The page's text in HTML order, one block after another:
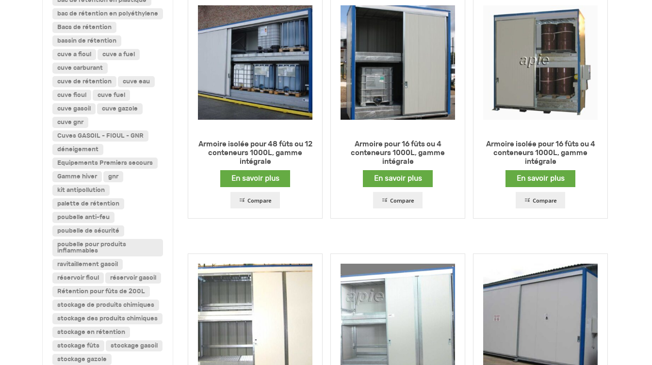
bac de rétention en polyéthylene
Bacs de rétention
bassin de rétention
cuve a fioul cuve a fuel
cuve carburant
cuve de rétention cuve eau
cuve fioul cuve fuel
cuve gasoil cuve gazole
cuve gnr
Cuves GASOIL - FIOUL - GNR
déneigement
Equipements Premiers secours
Gamme hiver gnr
kit antipollution
palette de rétention
poubelle anti-feu
poubelle de sécurité
poubelle pour produits
inflammables
ravitaillement gasoil
réservoir fioul réservoir gasoil
Rétention pour fûts de 200L
stockage de produits chimiques
stockage des produits chimiques
stockage en rétention
stockage fûts stockage gasoil
stockage gazole
Armoire isolée pour 48 fûts ou 12
conteneurs 1000L, gamme
intégrale
En savoir plus
Compare
Armoire pour 16 fûts ou 4
conteneurs 1000L, gamme
intégrale
En savoir plus
Compare
Armoire isolée pour 16 fûts ou 4
conteneurs 1000L, gamme
intégrale
En savoir plus
Compare